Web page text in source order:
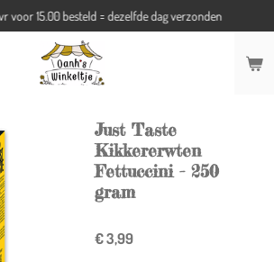
voor 15.00 besteld = dezelfde dag verzonden
Just Taste
Kikkererwten
Fettuccini - 250
gram
€ 3,99